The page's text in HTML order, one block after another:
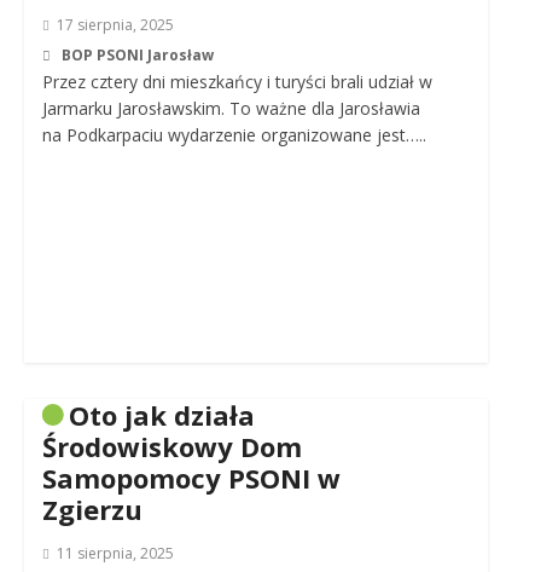
17 sierpnia, 2025
BOP PSONI Jarosław
Przez cztery dni mieszkańcy i turyści brali udział w
Jarmarku Jarosławskim. To ważne dla Jarosławia
na Podkarpaciu wydarzenie organizowane jest…..
Oto jak działa
Środowiskowy Dom
Samopomocy PSONI w
Zgierzu
11 sierpnia, 2025